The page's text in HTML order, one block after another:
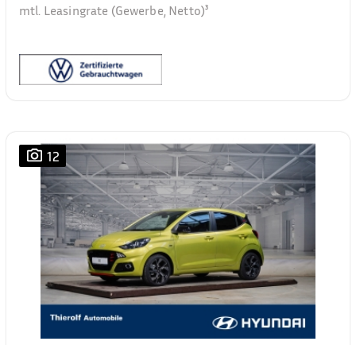
mtl. Leasingrate (Gewerbe, Netto)³
12